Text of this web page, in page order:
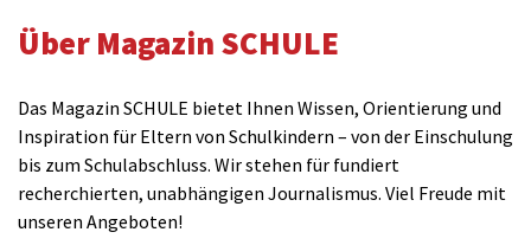
Über Magazin SCHULE
Das Magazin SCHULE bietet Ihnen Wissen, Orientierung und
Inspiration für Eltern von Schulkindern – von der Einschulung
bis zum Schulabschluss. Wir stehen für fundiert
recherchierten, unabhängigen Journalismus. Viel Freude mit
unseren Angeboten!